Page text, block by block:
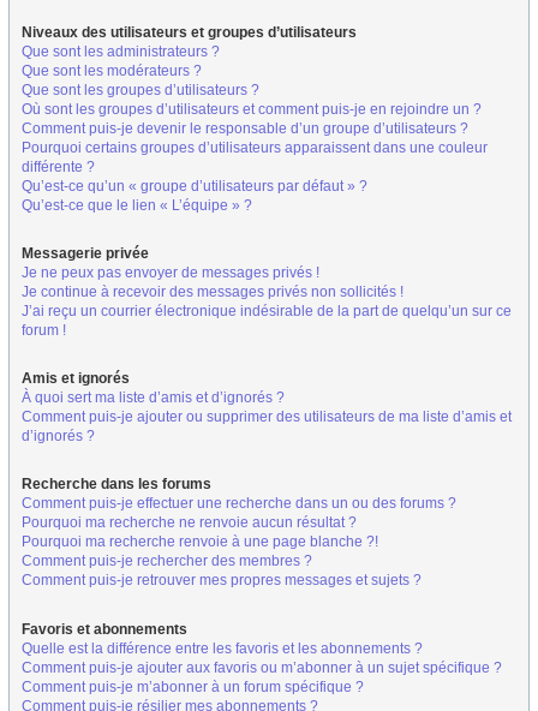
Niveaux des utilisateurs et groupes d’utilisateurs
Que sont les administrateurs ?
Que sont les modérateurs ?
Que sont les groupes d’utilisateurs ?
Où sont les groupes d’utilisateurs et comment puis-je en rejoindre un ?
Comment puis-je devenir le responsable d’un groupe d’utilisateurs ?
Pourquoi certains groupes d’utilisateurs apparaissent dans une couleur
différente ?
Qu’est-ce qu’un « groupe d’utilisateurs par défaut » ?
Qu’est-ce que le lien « L’équipe » ?
Messagerie privée
Je ne peux pas envoyer de messages privés !
Je continue à recevoir des messages privés non sollicités !
J’ai reçu un courrier électronique indésirable de la part de quelqu’un sur ce
forum !
Amis et ignorés
À quoi sert ma liste d’amis et d’ignorés ?
Comment puis-je ajouter ou supprimer des utilisateurs de ma liste d’amis et
d’ignorés ?
Recherche dans les forums
Comment puis-je effectuer une recherche dans un ou des forums ?
Pourquoi ma recherche ne renvoie aucun résultat ?
Pourquoi ma recherche renvoie à une page blanche ?!
Comment puis-je rechercher des membres ?
Comment puis-je retrouver mes propres messages et sujets ?
Favoris et abonnements
Quelle est la différence entre les favoris et les abonnements ?
Comment puis-je ajouter aux favoris ou m’abonner à un sujet spécifique ?
Comment puis-je m’abonner à un forum spécifique ?
Comment puis-je résilier mes abonnements ?